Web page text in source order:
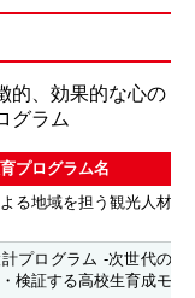
的、効果的な心の
グラム
ログラム名
る地域を担う観光人材
プログラム -次世代の
検証する高校生育成モ